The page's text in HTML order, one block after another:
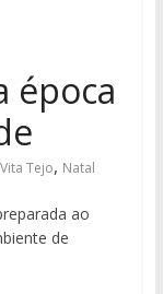
época
Tejo, Natal
ao
de